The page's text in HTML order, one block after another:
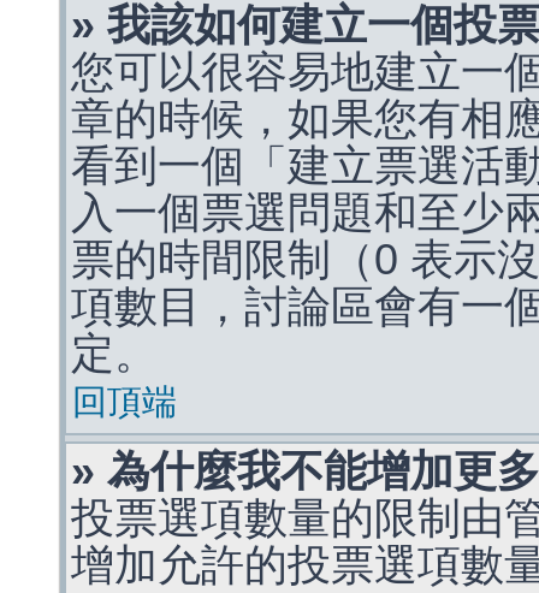
» 我該如何建立一個投
您可以很容易地建立一
章的時候，如果您有相
看到一個「建立票選活
入一個票選問題和至少
票的時間限制（0 表示
項數目，討論區會有一
定。
回頂端
» 為什麼我不能增加更
投票選項數量的限制由
增加允許的投票選項數